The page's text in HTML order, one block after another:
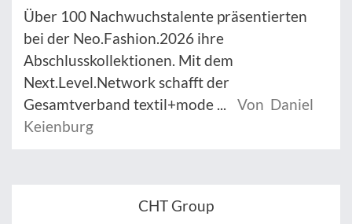
Über 100 Nachwuchstalente präsentierten
bei der Neo.Fashion.2026 ihre
Abschlusskollektionen. Mit dem
Next.Level.Network schafft der
Gesamtverband textil+mode ...
Von Daniel
Keienburg
CHT Group